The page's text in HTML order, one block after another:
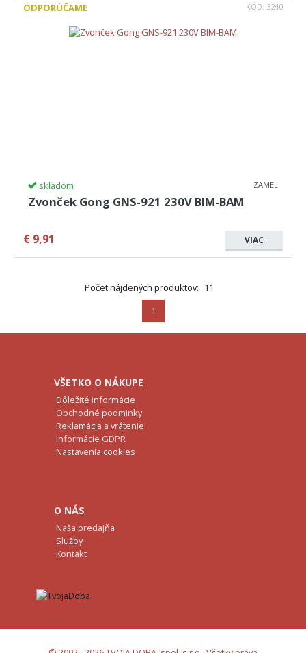
ODPORÚČAME KÓD: 3240
skladom ZAMEL
Zvonček Gong GNS-921 230V BIM-BAM
€ 9,91 VIAC
Počet nájdených produktov: 11
1
VŠETKO O NÁKUPE
Dôležité informácie
Obchodné podminky
Reklamácia a vrátenie
Informácie GDPR
Nastavenia cookies
O NÁS
Naša predajňa
Služby
Kontakt